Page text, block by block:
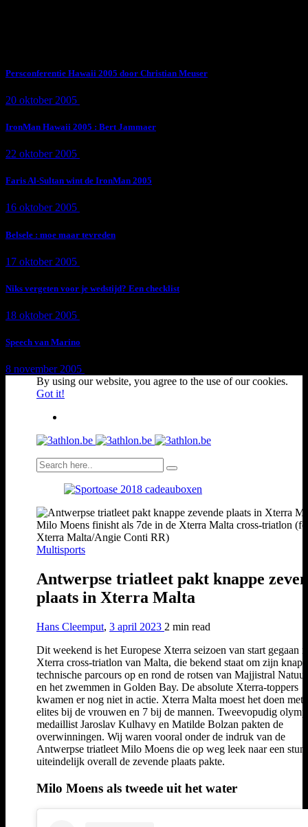
Persconferentie Hawaii 2005 door Christian Meuser
20 oktober 2005
IronMan Hawaii 2005 : Bert Jammaer
22 oktober 2005
Faris Al-Sultan wint de IronMan 2005
16 oktober 2005
Belsele : moe maar tevreden
17 oktober 2005
Niks vergeten voor je wedstijd? Een checklist
18 oktober 2005
Speech van Marino
8 november 2005
By using our website, you agree to the use of our cookies.
Got it!
Milo Moens finisht als 7de in de Xterra Malta cross-triatlon
Xterra Malta/Angie Conti RR)
Multisports
Antwerpse triatleet pakt knappe
plaats in Xterra Malta
Hans Cleemput, 3 april 2023 2 min read
Dit weekend is het Europese Xterra seizoen van start gegaan
Xterra cross-triatlon van Malta, die bekend staat om zijn
technische parcours op en rond de rotsen van Majjistral
en het zwemmen in Golden Bay. De absolute Xterra-toppers
kwamen er nog niet in actie. Xterra Malta moest het doen met
elites bij de vrouwen en 7 bij de mannen. Tweevopudig
medaillist Jaroslav Kulhavy en Matilde Bolzan pakten de
overwinningen. Wij waren vooral onder de indruk van de
Antwerpse triatleet Milo Moens die op weg leek naar een
uiteindelijk overall de zevende plaats pakte.
Milo Moens als tweede uit het water